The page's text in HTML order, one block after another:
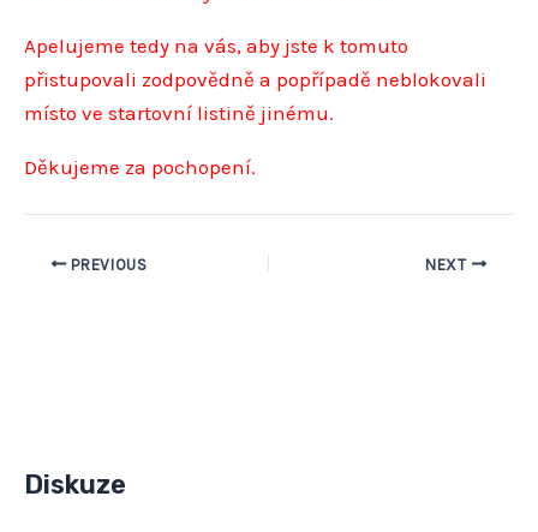
Apelujeme tedy na vás, aby jste k tomuto
přistupovali zodpovědně a popřípadě neblokovali
místo ve startovní listině jinému.
Děkujeme za pochopení.
PREVIOUS NEXT
Diskuze